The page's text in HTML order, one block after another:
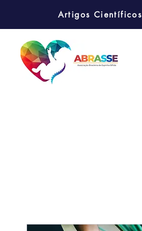
Artigos Científicos